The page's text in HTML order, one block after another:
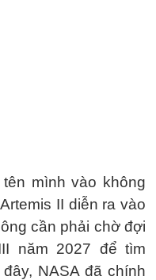
mình vào không
II diễn ra vào
cần phải chờ đợi
năm 2027 để tìm
NASA đã chính